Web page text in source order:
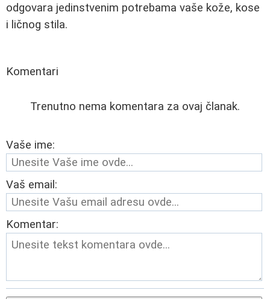
odgovara jedinstvenim potrebama vaše kože, kose
i ličnog stila.
Komentari
Trenutno nema komentara za ovaj članak.
Vaše ime:
Vaš email:
Komentar: